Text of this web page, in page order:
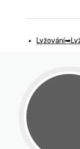
Lyžování